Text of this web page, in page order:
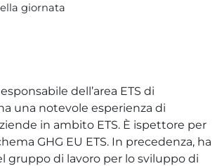
giornata
dell’area ETS di
una notevole esperienza di
in ambito ETS. È ispettore per
GHG EU ETS. In precedenza, ha
gruppo di lavoro per lo sviluppo di